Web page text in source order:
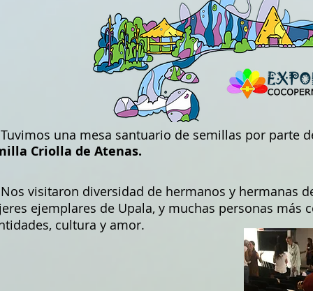
una mesa santuario de semillas por parte
Criolla de Atenas.
visitaron diversidad de hermanos y hermanas
ejemplares de Upala, y muchas personas
cultura y amor.